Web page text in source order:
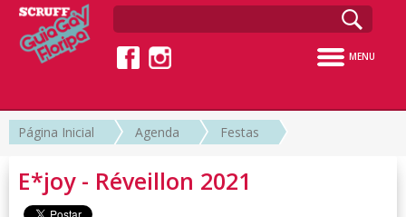
MENU
Página Inicial Agenda Festas
E*joy - Réveillon 2021